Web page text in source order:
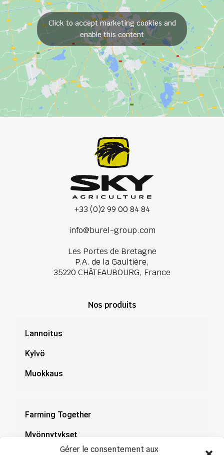
Gérer le consentement aux
Click to accept marketing cookies and
enable this content
+33 (0)2 99 00 84 84
info@burel-group.com
Les Portes de Bretagne
P.A. de la Gaultière,
35220 CHÂTEAUBOURG, France
Nos produits
Lannoitus
Kylvö
Muokkaus
Farming Together
Myönnytykset